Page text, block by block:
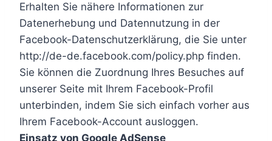
Erhalten Sie nähere Informationen zur
Datenerhebung und Datennutzung in der
Facebook-Datenschutzerklärung, die Sie unter
http://de-de.facebook.com/policy.php finden.
Sie können die Zuordnung Ihres Besuches auf
unserer Seite mit Ihrem Facebook-Profil
unterbinden, indem Sie sich einfach vorher aus
Ihrem Facebook-Account ausloggen.
Einsatz von Google AdSense